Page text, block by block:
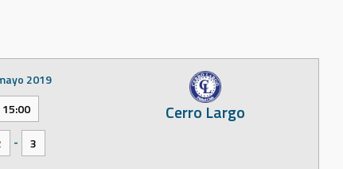
Cerro Largo
2019
15:00
-
3